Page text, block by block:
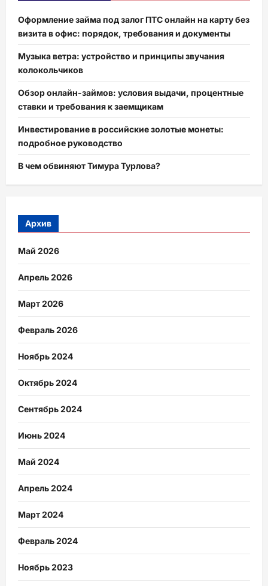
Оформление займа под залог ПТС онлайн на карту без
визита в офис: порядок, требования и документы
Музыка ветра: устройство и принципы звучания
колокольчиков
Обзор онлайн-займов: условия выдачи, процентные
ставки и требования к заемщикам
Инвестирование в российские золотые монеты:
подробное руководство
В чем обвиняют Тимура Турлова?
Архив
Май 2026
Апрель 2026
Март 2026
Февраль 2026
Ноябрь 2024
Октябрь 2024
Сентябрь 2024
Июнь 2024
Май 2024
Апрель 2024
Март 2024
Февраль 2024
Ноябрь 2023